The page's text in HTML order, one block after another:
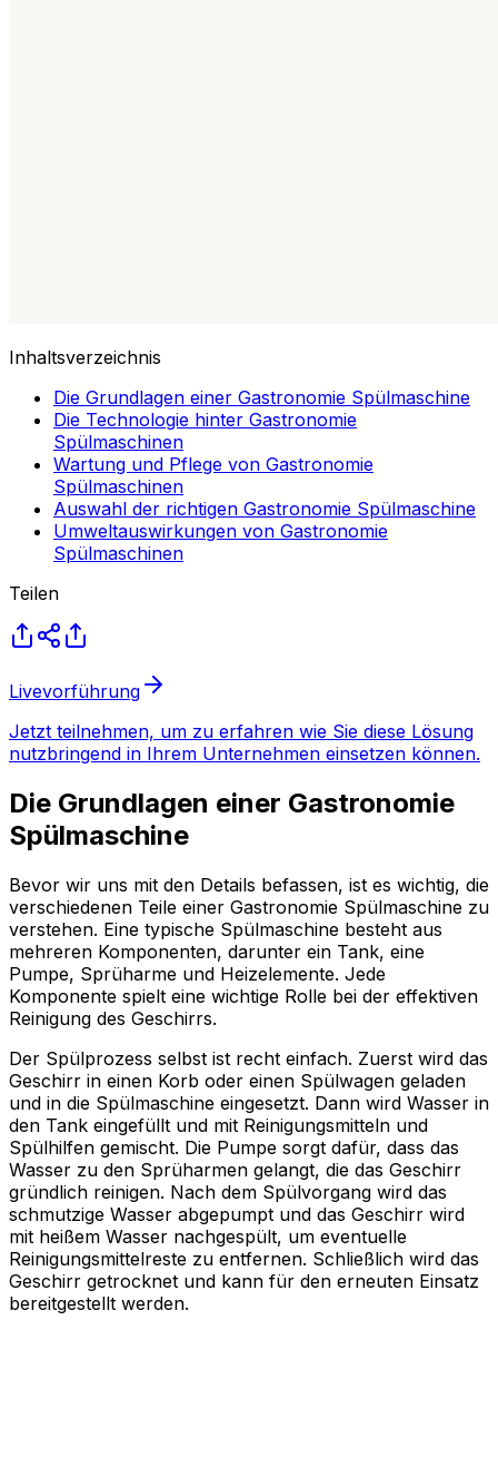
Inhaltsverzeichnis
Die Grundlagen einer Gastronomie Spülmaschine
Die Technologie hinter Gastronomie
Spülmaschinen
Wartung und Pflege von Gastronomie
Spülmaschinen
Auswahl der richtigen Gastronomie Spülmaschine
Umweltauswirkungen von Gastronomie
Spülmaschinen
Teilen
Livevorführung
Jetzt teilnehmen, um zu erfahren wie Sie diese Lösung
nutzbringend in Ihrem Unternehmen einsetzen können.
Die Grundlagen einer Gastronomie
Spülmaschine
Bevor wir uns mit den Details befassen, ist es wichtig, die
verschiedenen Teile einer Gastronomie Spülmaschine zu
verstehen. Eine typische Spülmaschine besteht aus
mehreren Komponenten, darunter ein Tank, eine
Pumpe, Sprüharme und Heizelemente. Jede
Komponente spielt eine wichtige Rolle bei der effektiven
Reinigung des Geschirrs.
Der Spülprozess selbst ist recht einfach. Zuerst wird das
Geschirr in einen Korb oder einen Spülwagen geladen
und in die Spülmaschine eingesetzt. Dann wird Wasser in
den Tank eingefüllt und mit Reinigungsmitteln und
Spülhilfen gemischt. Die Pumpe sorgt dafür, dass das
Wasser zu den Sprüharmen gelangt, die das Geschirr
gründlich reinigen. Nach dem Spülvorgang wird das
schmutzige Wasser abgepumpt und das Geschirr wird
mit heißem Wasser nachgespült, um eventuelle
Reinigungsmittelreste zu entfernen. Schließlich wird das
Geschirr getrocknet und kann für den erneuten Einsatz
bereitgestellt werden.